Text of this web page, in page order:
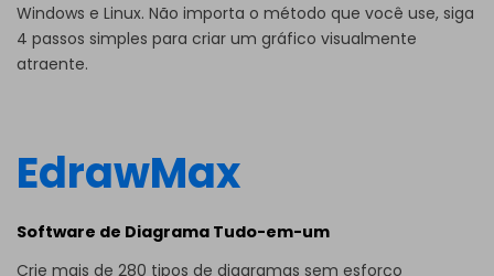
Windows e Linux. Não importa o método que você use, siga
4 passos simples para criar um gráfico visualmente
atraente.
EdrawMax
Software de Diagrama Tudo-em-um
Crie mais de 280 tipos de diagramas sem esforço